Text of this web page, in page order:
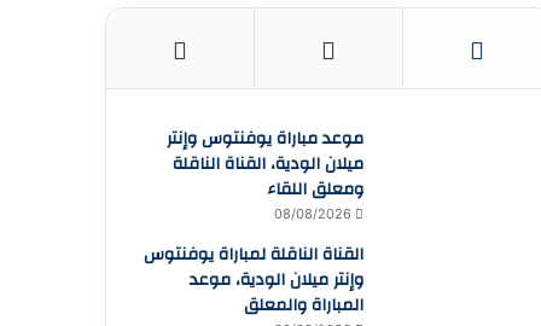
موعد مباراة يوفنتوس وإنتر
ميلان الودية، القناة الناقلة
ومعلق اللقاء
08/08/2026
القناة الناقلة لمباراة يوفنتوس
وإنتر ميلان الودية، موعد
المباراة والمعلق